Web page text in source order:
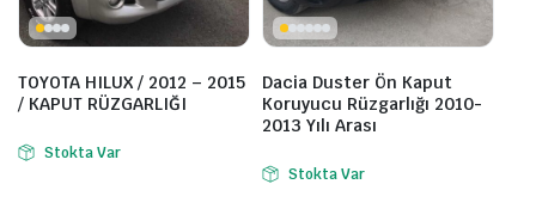
TOYOTA HILUX / 2012 – 2015
/ KAPUT RÜZGARLIĞI
Stokta Var
Dacia Duster Ön Kaput
Koruyucu Rüzgarlığı 2010-
2013 Yılı Arası
Stokta Var